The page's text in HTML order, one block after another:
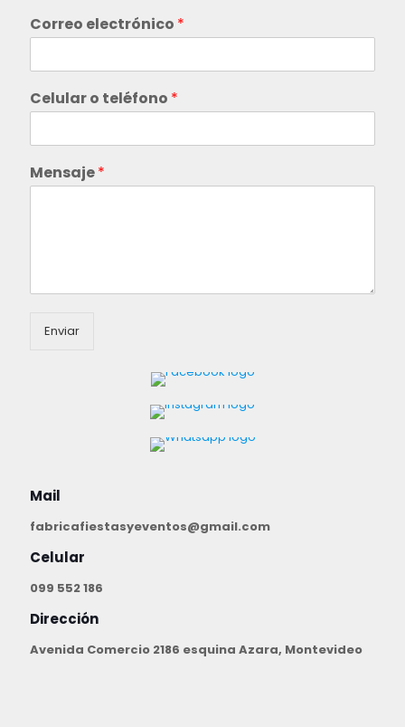
Correo electrónico *
Celular o teléfono *
Mensaje*
Enviar
Mail
fabricafiestasyeventos@gmail.com
Celular
099 552 186
Dirección
Avenida Comercio 2186 esquina Azara, Montevideo